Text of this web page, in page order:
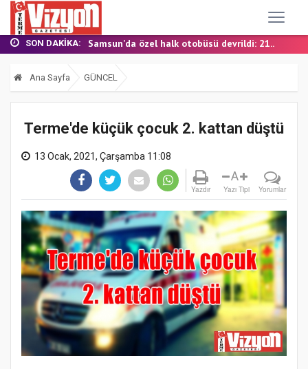
SON DAKIKA:
TERME MHP’DE KONGRE HEYECANI
YALI MAHALLESİ’NDE DOĞALGAZ İÇİN İLK KAZ...
Samsun’da özel halk otobüsü devrildi: 21...
FINDIK BAHÇESİNDE YANMIŞ HALDE ÖLÜ BULUN...
TERME MHP’DE KONGRE HEYECANI
Ana Sayfa GÜNCEL
Terme'de küçük çocuk 2. kattan düştü
13 Ocak, 2021, Çarşamba 11:08
Yazdır
A
Yazı Tipi Yorumlar